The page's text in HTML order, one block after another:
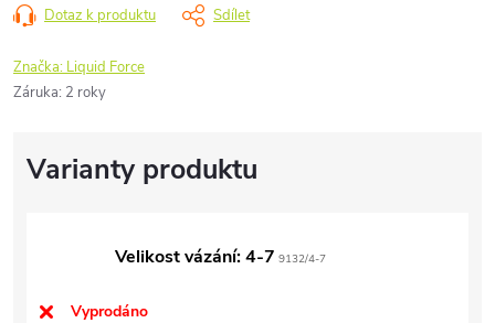
Dotaz k produktu Sdílet
Značka: Liquid Force
Záruka: 2 roky
Velikost vázání: 4-7 9132/4-7
Vyprodáno